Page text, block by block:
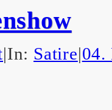
|In: Satire|04.